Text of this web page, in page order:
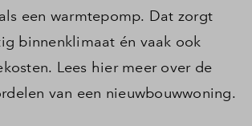
een warmtepomp. Dat zorgt
binnenklimaat én vaak ook
Lees hier meer over de
van een nieuwbouwwoning.